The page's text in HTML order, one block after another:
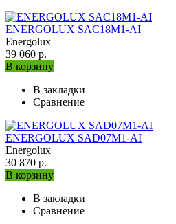
ENERGOLUX SAC18M1-AI
Energolux
39 060 р.
В корзину
В закладки
Сравнение
ENERGOLUX SAD07M1-AI
Energolux
30 870 р.
В корзину
В закладки
Сравнение